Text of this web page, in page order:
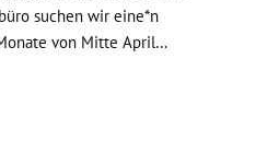
suchen wir eine*n
von Mitte April…